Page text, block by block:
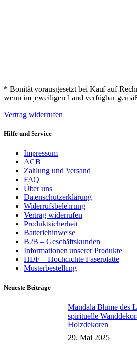
* Bonität vorausgesetzt bei Kauf auf
wenn im jeweiligen Land verfügbar
Vertrag widerrufen
Hilfe und Service
Impressum
AGB
Zahlung und Versand
FAQ
Über uns
Datenschutzerklärung
Widerrufsbelehrung
Vertrag widerrufen
Produktsicherheit
Batteriehinweise
B2B – Geschäftskunden
Informationen unserer Produkte
HDF – Hochdichte Faserplatte
Musterbestellung
Neueste Beiträge
Mandala Blume des
spirituelle
Holzdekoren
29. Mai 2025